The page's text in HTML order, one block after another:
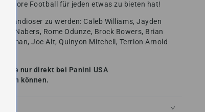
Score Football für jeden etwas zu bieten hat!
grandioser zu werden: Caleb Williams, Jayden
Nabers, Rome Odunze, Brock Bowers, Brian
Joe Alt, Quinyon Mitchell, Terrion Arnold
die nur direkt bei Panini USA
können.